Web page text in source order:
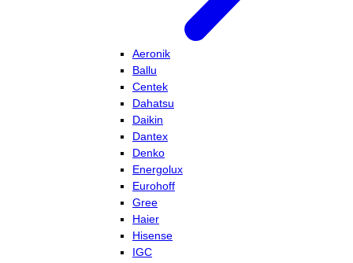
Aeronik
Ballu
Centek
Dahatsu
Daikin
Dantex
Denko
Energolux
Eurohoff
Gree
Haier
Hisense
IGC